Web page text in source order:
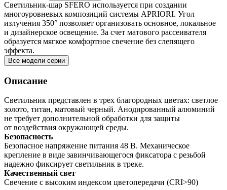
Светильник-шар SFERO используется при создании
многоуровневых композиций системы APRIORI. Угол
излучения 350° позволяет организовать основное, локальное
и дизайнерское освещение. За счет матового рассеивателя
образуется мягкое комфортное свечение без слепящего
эффекта.
Все модели серии
Описание
Светильник представлен в трех благородных цветах: светлое
золото, титан, матовый черный. Анодированный алюминий
не требует дополнительной обработки для защиты
от воздействия окружающей среды.
Безопасность
Безопасное напряжение питания 48 В. Механическое
крепление в виде завинчивающегося фиксатора с резьбой
надежно фиксирует светильник в треке.
Качественный свет
Свечение с высоким индексом цветопередачи (CRI>90)